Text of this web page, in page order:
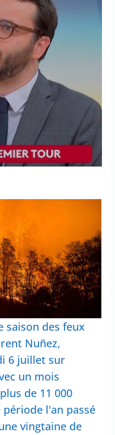
saison des feux
Nuñez,
6 juillet sur
un mois
de 11 000
l'an passé
vingtaine de